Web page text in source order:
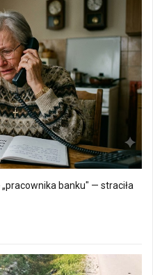
banku" — straciła